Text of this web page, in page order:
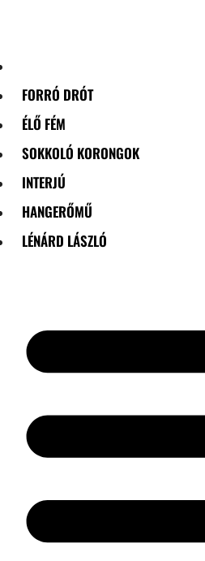
FORRÓ DRÓT
ÉLŐ FÉM
SOKKOLÓ KORONGOK
INTERJÚ
HANGERŐMŰ
LÉNÁRD LÁSZLÓ